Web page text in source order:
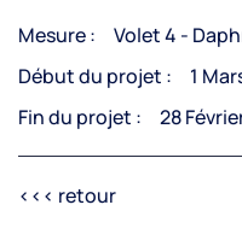
Mesure :
Volet 4 -
Début du projet :
1
Fin du projet :
28
<<< retour